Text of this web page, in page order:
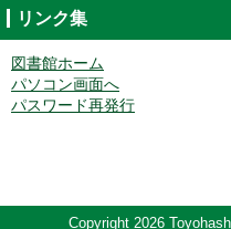
リンク集
図書館ホーム
パソコン画面へ
パスワード再発行
Copyright 2026